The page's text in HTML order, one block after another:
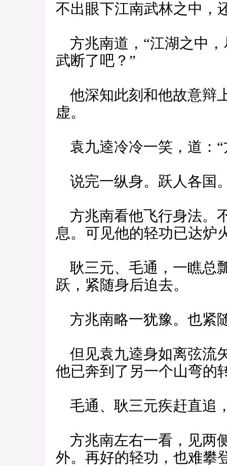
不出眼下江南武林之中，
方兆南道，“江湖之中
武断了吧？”
他深知此刻和他故意辩
虚。
袁九逵冷冷一笑，道：“
说完一纵身。跃人各国
方兆南看他飞行身法。
息。可见他的轻功已达炉
耿三元、毛通，一瞧总
跃，紧随身后迫去。
方兆南略一犹豫。也紧
但见袁九逵身如离弦流
他已奔到了另一个山弯的
毛通、耿三元疾赶直追
方兆南左右一看，见两
外。再好的轻功，也难攀